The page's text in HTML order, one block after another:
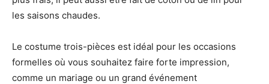
les saisons chaudes.
Le costume trois-pièces est idéal pour les occasions
formelles où vous souhaitez faire forte impression,
comme un mariage ou un grand événement